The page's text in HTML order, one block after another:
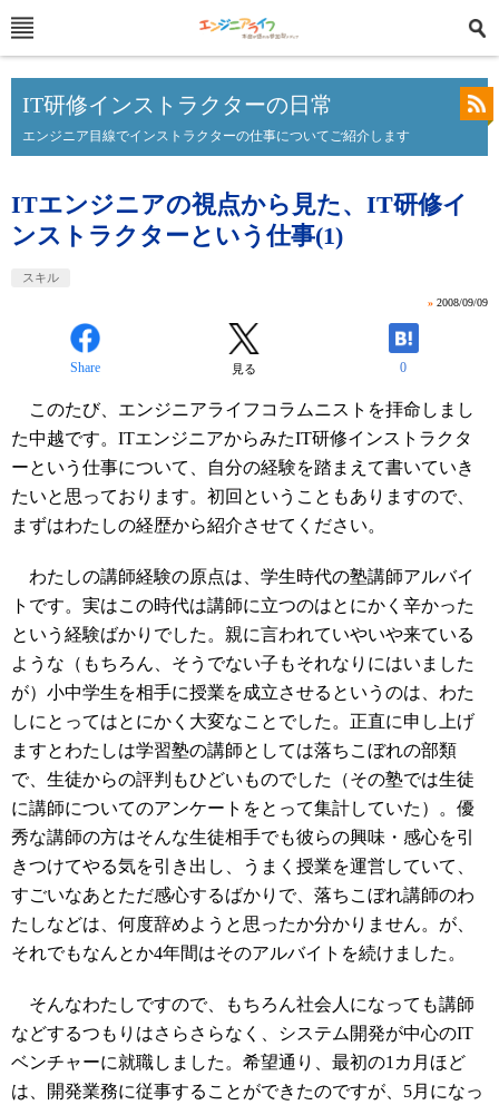
IT研修インストラクターの日常
エンジニア目線でインストラクターの仕事についてご紹介します
ITエンジニアの視点から見た、IT研修イ
ンストラクターという仕事(1)
スキル
» 2008/09/09
Share 見る 0
このたび、エンジニアライフコラムニストを拝命しまし
た中越です。ITエンジニアからみたIT研修インストラクタ
ーという仕事について、自分の経験を踏まえて書いていき
たいと思っております。初回ということもありますので、
まずはわたしの経歴から紹介させてください。
わたしの講師経験の原点は、学生時代の塾講師アルバイ
トです。実はこの時代は講師に立つのはとにかく辛かった
という経験ばかりでした。親に言われていやいや来ている
ような（もちろん、そうでない子もそれなりにはいました
が）小中学生を相手に授業を成立させるというのは、わた
しにとってはとにかく大変なことでした。正直に申し上げ
ますとわたしは学習塾の講師としては落ちこぼれの部類
で、生徒からの評判もひどいものでした（その塾では生徒
に講師についてのアンケートをとって集計していた）。優
秀な講師の方はそんな生徒相手でも彼らの興味・感心を引
きつけてやる気を引き出し、うまく授業を運営していて、
すごいなあとただ感心するばかりで、落ちこぼれ講師のわ
たしなどは、何度辞めようと思ったか分かりません。が、
それでもなんとか4年間はそのアルバイトを続けました。
そんなわたしですので、もちろん社会人になっても講師
などするつもりはさらさらなく、システム開発が中心のIT
ベンチャーに就職しました。希望通り、最初の1カ月ほど
は、開発業務に従事することができたのですが、5月になっ